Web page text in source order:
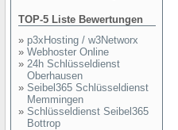
TOP-5 Liste Bewertungen
» p3xHosting / w3Networx
» Webhoster Online
» 24h Schlüsseldienst
Oberhausen
» Seibel365 Schlüsseldienst
Memmingen
» Schlüsseldienst Seibel365
Bottrop